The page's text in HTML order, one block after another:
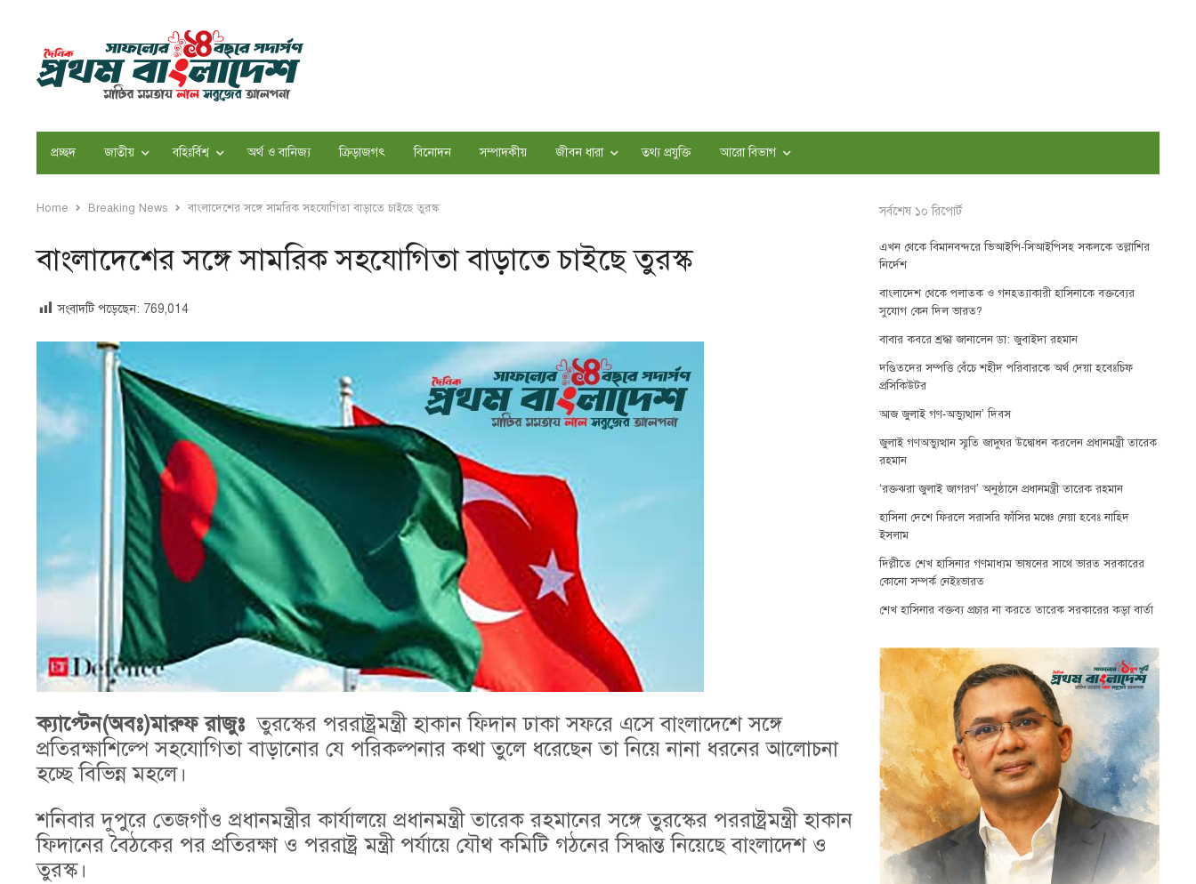
প্রচ্ছদ জাতীয় বহিঃর্বিশ্ব অর্থ ও বানিজ্য ক্রিড়াজগৎ বিনোদন সম্পাদকীয় জীবন ধারা তথ্য প্রযুক্তি আরো বিভাগ
Home Breaking News বাংলাদেশের সঙ্গে সামরিক সহযোগিতা বাড়াতে চাইছে তুরস্ক
বাংলাদেশের সঙ্গে সামরিক সহযোগিতা বাড়াতে চাইছে তুরস্ক
সংবাদটি পড়েছেন: 769,014
ক্যাপ্টেন(অবঃ)মারুফ রাজুঃ তুরস্কের পররাষ্ট্রমন্ত্রী হাকান ফিদান ঢাকা সফরে এসে বাংলাদেশে সঙ্গে
প্রতিরক্ষাশিল্পে সহযোগিতা বাড়ানোর যে পরিকল্পনার কথা তুলে ধরেছেন তা নিয়ে নানা ধরনের আলোচনা
হচ্ছে বিভিন্ন মহলে।
শনিবার দুপুরে তেজগাঁও প্রধানমন্ত্রীর কার্যালয়ে প্রধানমন্ত্রী তারেক রহমানের সঙ্গে তুরস্কের পররাষ্ট্রমন্ত্রী হাকান
ফিদানের বৈঠকের পর প্রতিরক্ষা ও পররাষ্ট্র মন্ত্রী পর্যায়ে যৌথ কমিটি গঠনের সিদ্ধান্ত নিয়েছে বাংলাদেশ ও
তুরস্ক।
সর্বশেষ ১০ রিপোর্ট
এখন থেকে বিমানবন্দরে ভিআইপি-সিআইপিসহ সকলকে তল্লাশির
নির্দেশ
বাংলাদেশ থেকে পলাতক ও গনহত্যাকারী হাসিনাকে বক্তব্যের
সুযোগ কেন দিল ভারত?
বাবার কবরে শ্রদ্ধা জানালেন ডা: জুবাইদা রহমান
দণ্ডিতদের সম্পত্তি বেঁচে শহীদ পরিবারকে অর্থ দেয়া হবেঃচিফ
প্রসিকিউটর
আজ জুলাই গণ-অভ্যুত্থান’ দিবস
জুলাই গণঅভ্যুত্থান স্মৃতি জাদুঘর উদ্বোধন করলেন প্রধানমন্ত্রী তারেক
রহমান
‘রক্তঝরা জুলাই জাগরণ’ অনুষ্ঠানে প্রধানমন্ত্রী তারেক রহমান
হাসিনা দেশে ফিরলে সরাসরি ফাঁসির মঞ্চে নেয়া হবেঃ নাহিদ
ইসলাম
দিল্লীতে শেখ হাসিনার গণমাধ্যম ভাষনের সাথে ভারত সরকারের
কোনো সম্পর্ক নেইঃভারত
শেখ হাসিনার বক্তব্য প্রচার না করতে তারেক সরকারের কড়া বার্তা